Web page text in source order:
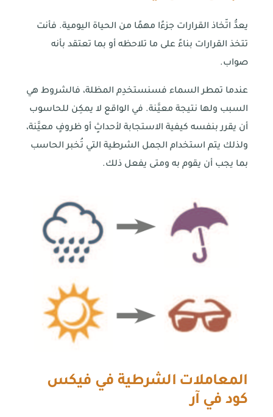
يعدُّ اتّخاذ القرارات جزءًا مهمًا من الحياة اليومية. فأنت
تتخذ القرارات بناءً على ما تلاحظه أو بما تعتقد بأنه
صواب.
عندما تمطر السماء فسنستخدِم المظلة، فالشروط هي
السبب ولها نتيجة معيَّنة. في الواقع لا يمكِن للحاسوب
أن يقرر بنفسه كيفية الاستجابة لأحداثٍ أو ظروفٍ معيَّنة،
ولذلك يتم استخدام الجمل الشرطية التي تُخبر الحاسب
بما يجب أن يقوم به ومتى يفعل ذلك.
المعاملات الشرطية في فيكس
كود في آر